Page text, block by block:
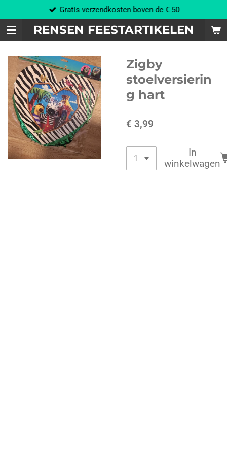
direct
naar
de
hoofdinhoud
RENSEN FEESTARTIKELEN
Gratis verzendkosten boven de € 50
Zigby
stoelversierin
g hart
€ 3,99
In
winkelwagen